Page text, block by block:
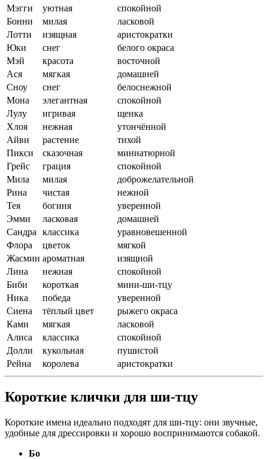
Мэгги
уютная
спокойной
Бонни
милая
ласковой
Лотти
изящная
аристократки
Юки
снег
белого окраса
Мэй
красота
восточной
Ася
мягкая
домашней
Сноу
снег
белоснежной
Мона
элегантная
спокойной
Лулу
игривая
щенка
Хлоя
нежная
утончённой
Айви
растение
тихой
Пикси
сказочная
миниатюрной
Грейс
грация
спокойной
Мила
милая
доброжелательной
Рина
чистая
нежной
Тея
богиня
уверенной
Эмми
ласковая
домашней
Сандра
классика
уравновешенной
Флора
цветок
мягкой
Жасмин ароматная
изящной
Лина
нежная
спокойной
Биби
короткая
мини-ши-тцу
Ника
победа
уверенной
Сиена
тёплый цвет
рыжего окраса
Ками
мягкая
ласковой
Алиса
классика
спокойной
Долли
кукольная
пушистой
Рейна
королева аристократки
Короткие клички для ши-тцу
Короткие имена идеально подходят для ши-тцу: они звучные,
удобные для дрессировки и хорошо воспринимаются собакой.
Бо